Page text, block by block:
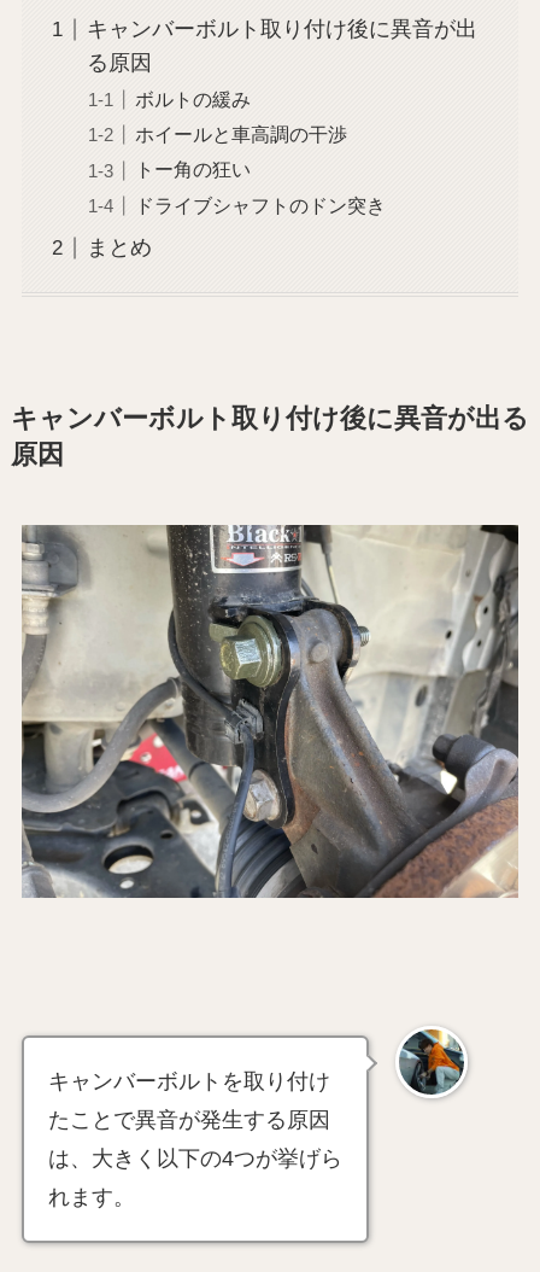
キャンバーボルト取り付け後に異音が出
る原因
ボルトの緩み
ホイールと車高調の干渉
トー角の狂い
ドライブシャフトのドン突き
まとめ
キャンバーボルト取り付け後に異音が出る
原因
キャンバーボルトを取り付け
たことで異音が発生する原因
は、大きく以下の4つが挙げら
れます。